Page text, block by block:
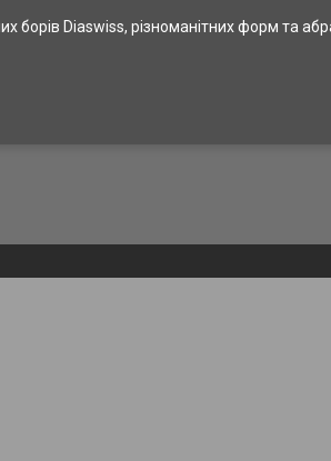
борів Diaswiss, різноманітних форм та